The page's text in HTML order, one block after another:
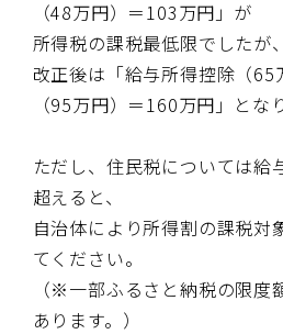
（48万円）＝103万円」が
所得税の課税最低限でしたが、
改正後は「給与所得控除（65
（95万円）＝160万円」とな
ただし、住民税については給
超えると、
自治体により所得割の課税対
てください。
（※一部ふるさと納税の限度
あります。）